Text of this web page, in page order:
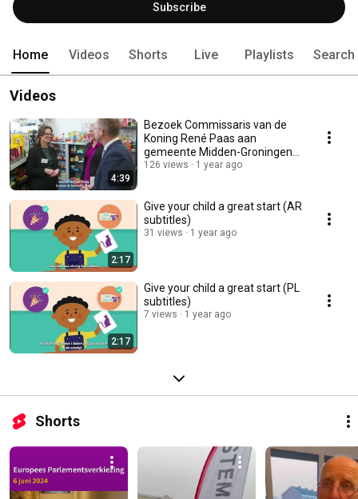
Subscribe
Home Videos Shorts Live Playlists Search
Videos
4:39
Bezoek Commissaris van de
Koning René Paas aan
gemeente Midden-Groningen
20 maart 2025.
126 views 1 year ago
2:17
Give your child a great start (AR
subtitles)
31 views 1 year ago
2:17
Give your child a great start (PL
subtitles)
7 views 1 year ago
Shorts